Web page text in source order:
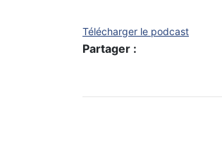
Télécharger le podcast
Partager :